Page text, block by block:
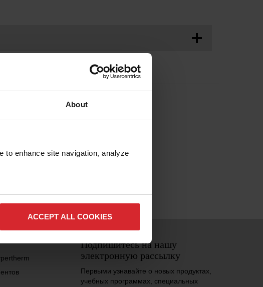
About
to enhance site navigation, analyze
ACCEPT ALL COOKIES
поддержка
Подпишитесь на нашу
электронную рассылку
Первыми узнавайте о новых продуктах,
учебных программах, специальных